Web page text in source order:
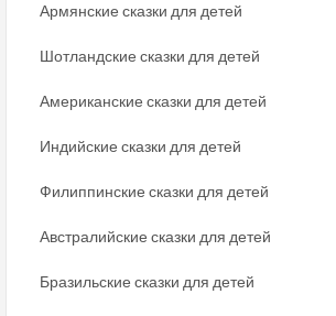
Армянские сказки для детей
Шотландские сказки для детей
Американские сказки для детей
Индийские сказки для детей
Филиппинские сказки для детей
Австралийские сказки для детей
Бразильские сказки для детей